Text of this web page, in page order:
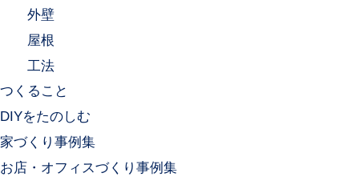
外壁
屋根
工法
つくること
DIYをたのしむ
家づくり事例集
お店・オフィスづくり事例集